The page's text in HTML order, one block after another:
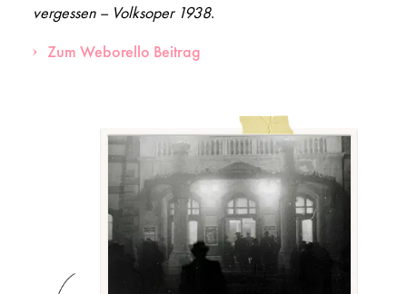
vergessen – Volksoper 1938.
Zum Weborello Beitrag